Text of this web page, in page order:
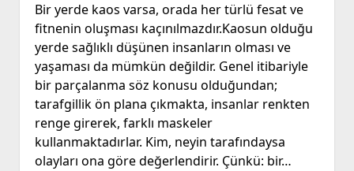
Çerez Politikası
İletişim
Bir yerde kaos varsa, orada her türlü fesat ve
fitnenin oluşması kaçınılmazdır.Kaosun olduğu
yerde sağlıklı düşünen insanların olması ve
yaşaması da mümkün değildir. Genel itibariyle
bir parçalanma söz konusu olduğundan;
tarafgillik ön plana çıkmakta, insanlar renkten
renge girerek, farklı maskeler
kullanmaktadırlar. Kim, neyin tarafındaysa
olayları ona göre değerlendirir. Çünkü: bir…